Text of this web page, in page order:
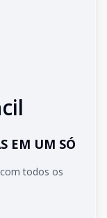
EM UM SÓ
todos os